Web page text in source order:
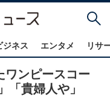
ジネス エンタメ リサ
ワンピースコー
「貴婦人や」